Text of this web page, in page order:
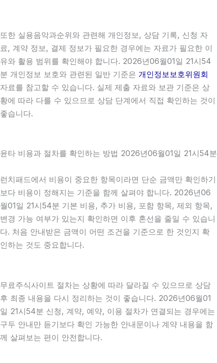
또한 실용음악과순위와 관련해 개인정보, 상담 기록, 신청 자
료, 계약 정보, 결제 정보가 필요한 경우에는 자료가 필요한 이
유와 활용 범위를 확인해야 합니다. 2026년06월01일 21시54
분 개인정보 보호와 관련된 일반 기준은 개인정보보호위원회
자료를 참고할 수 있습니다. 실제 제출 자료와 보관 기준은 상
황에 따라 다를 수 있으므로 상담 단계에서 직접 확인하는 것이
좋습니다.
윤타 비용과 절차를 확인하는 방법 2026년06월01일 21시54분
런치패드에서 비용이 중요한 항목이라면 단순 금액만 확인하기
보다 비용이 정해지는 기준을 함께 살펴야 합니다. 2026년06
월01일 21시54분 기본 비용, 추가 비용, 포함 항목, 제외 항목,
변경 가능 여부가 있는지 확인하면 이후 혼선을 줄일 수 있습니
다. 처음 안내받은 금액이 어떤 조건을 기준으로 한 것인지 확
인하는 것도 중요합니다.
무료주식사이트 절차는 상황에 따라 달라질 수 있으므로 상담
후 최종 내용을 다시 정리하는 것이 좋습니다. 2026년06월01
일 21시54분 신청, 계약, 예약, 이용 절차가 연결되는 경우에는
구두 안내만 듣기보다 확인 가능한 안내문이나 계약 내용을 함
께 살펴보는 편이 안전합니다.